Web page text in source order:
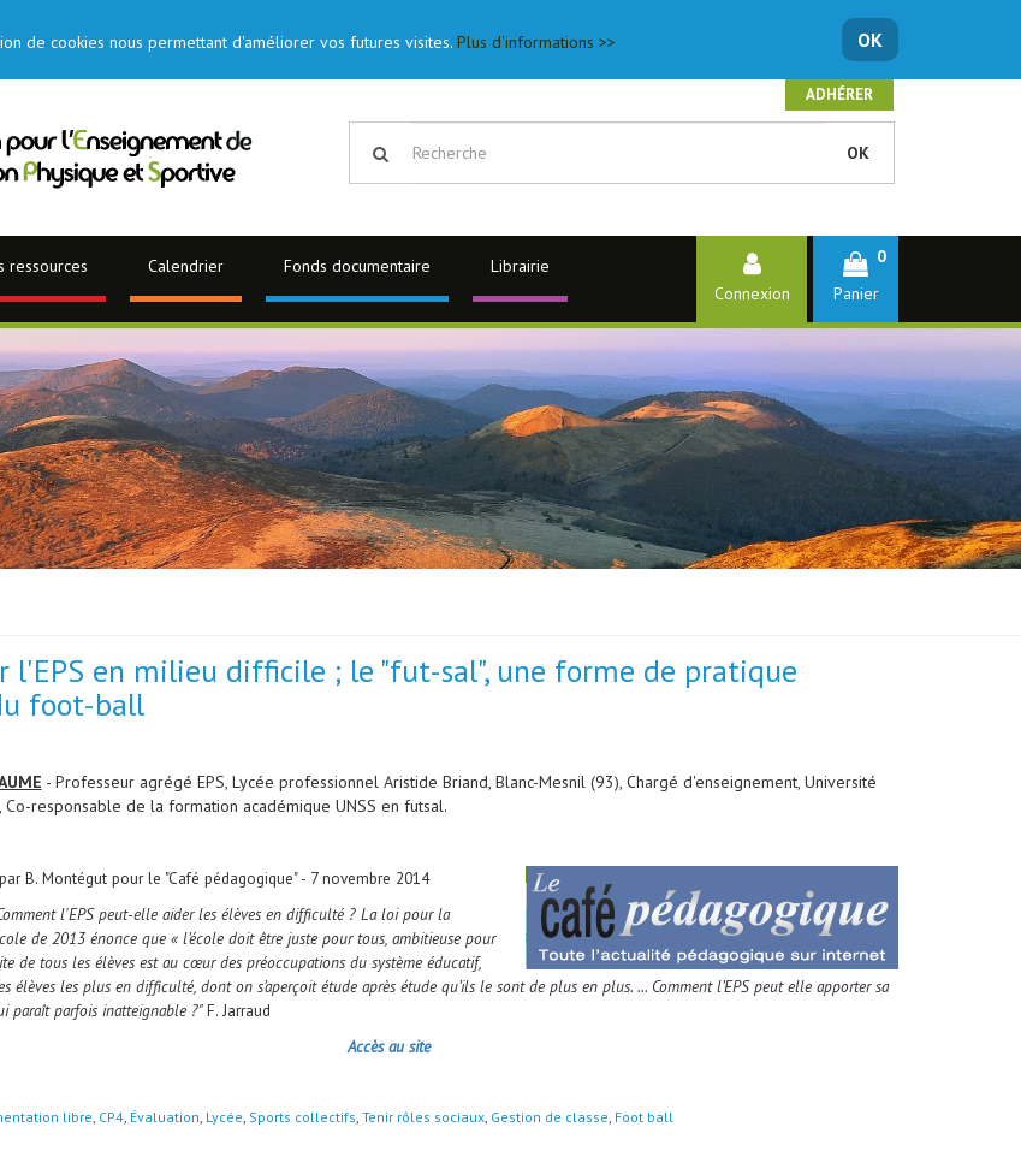
de cookies nous permettant d'améliorer vos futures visites. Plus d'informations >> OK
ADHÉRER
OK
ressources Calendrier Fonds documentaire
Librairie
Connexion
0
Panier
l'EPS en milieu difficile ; le "fut-sal", une forme de pratique
foot-ball
- Professeur agrégé EPS, Lycée professionnel Aristide Briand, Blanc-Mesnil (93), Chargé d'enseignement, Université
Co-responsable de la formation académique UNSS en futsal.
B. Montégut pour le "Café pédagogique" - 7 novembre 2014
l'EPS peut-elle aider les élèves en difficulté ? La loi pour la
de 2013 énonce que « l’école doit être juste pour tous, ambitieuse pour
de tous les élèves est au cœur des préoccupations du système éducatif,
élèves les plus en difficulté, dont on s’aperçoit étude après étude qu’ils le sont de plus en plus. ... Comment l’EPS peut elle apporter sa
paraît parfois inatteignable ?"F. Jarraud
Accès au site
libre, CP4, Évaluation, Lycée, Sports collectifs, Tenir rôles sociaux, Gestion de classe, Foot ball